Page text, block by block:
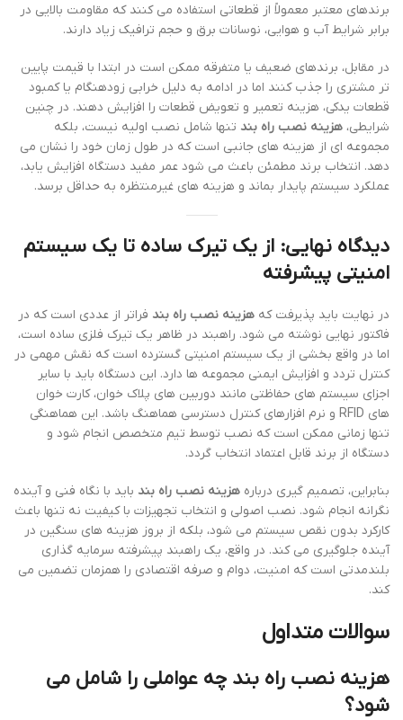
برندهای معتبر معمولاً از قطعاتی استفاده می کنند که مقاومت بالایی در
برابر شرایط آب و هوایی، نوسانات برق و حجم ترافیک زیاد دارند.
در مقابل، برندهای ضعیف یا متفرقه ممکن است در ابتدا با قیمت پایین
تر مشتری را جذب کنند اما در ادامه به دلیل خرابی زودهنگام یا کمبود
قطعات یدکی، هزینه تعمیر و تعویض قطعات را افزایش دهند. در چنین
شرایطی، هزینه نصب راه بند تنها شامل نصب اولیه نیست، بلکه
مجموعه ای از هزینه های جانبی است که در طول زمان خود را نشان می
دهد. انتخاب برند مطمئن باعث می شود عمر مفید دستگاه افزایش یابد،
عملکرد سیستم پایدار بماند و هزینه های غیرمنتظره به حداقل برسد.
دیدگاه نهایی: از یک تیرک ساده تا یک سیستم
امنیتی پیشرفته
در نهایت باید پذیرفت که هزینه نصب راه بند فراتر از عددی است که در
فاکتور نهایی نوشته می شود. راهبند در ظاهر یک تیرک فلزی ساده است،
اما در واقع بخشی از یک سیستم امنیتی گسترده است که نقش مهمی در
کنترل تردد و افزایش ایمنی مجموعه ها دارد. این دستگاه باید با سایر
اجزای سیستم های حفاظتی مانند دوربین های پلاک خوان، کارت خوان
های RFID و نرم افزارهای کنترل دسترسی هماهنگ باشد. این هماهنگی
تنها زمانی ممکن است که نصب توسط تیم متخصص انجام شود و
دستگاه از برند قابل اعتماد انتخاب گردد.
بنابراین، تصمیم گیری درباره هزینه نصب راه بند باید با نگاه فنی و آینده
نگرانه انجام شود. نصب اصولی و انتخاب تجهیزات با کیفیت نه تنها باعث
کارکرد بدون نقص سیستم می شود، بلکه از بروز هزینه های سنگین در
آینده جلوگیری می کند. در واقع، یک راهبند پیشرفته سرمایه گذاری
بلندمدتی است که امنیت، دوام و صرفه اقتصادی را همزمان تضمین می
کند.
سوالات متداول
هزینه نصب راه بند چه عواملی را شامل می
شود؟